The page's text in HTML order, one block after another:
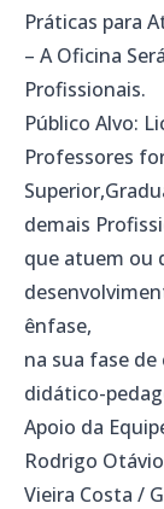
Práticas para
– A Oficina
Profissionais.
Público Alvo:
Professores
demais
que atuem ou
ênfase,
na sua fase
didático-
Apoio da
Rodrigo
Vieira Costa /